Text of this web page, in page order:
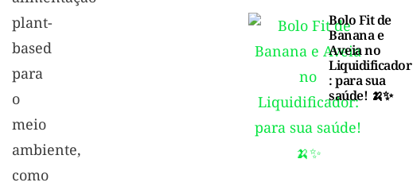
plant-
based
para
o
meio
ambiente,
como
Bolo Fit de
Banana e
Aveia no
Liquidificador
: para sua
saúde! 🍌✨